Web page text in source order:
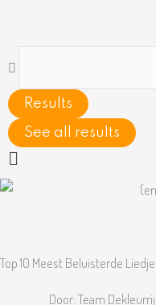
inhoud
Main
Menu
...
Results
See all results
Top 10 Meest Beluisterde
Door:Team